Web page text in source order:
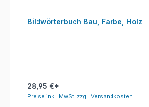
Bildwörterbuch Bau, Farbe, Holz
28,95 €*
Preise inkl. MwSt. zzgl. Versandkosten